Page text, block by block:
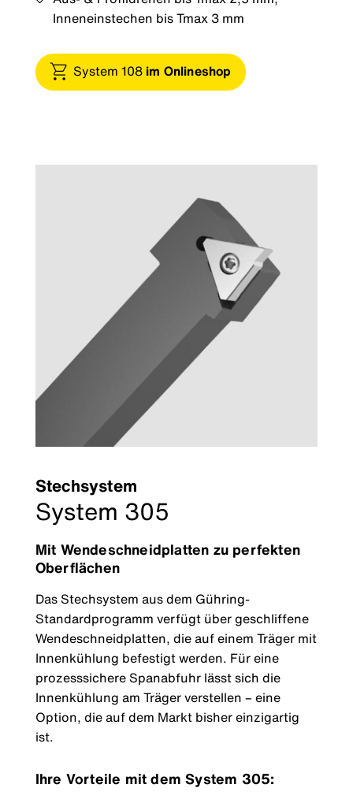
Inneneinstechen bis Tmax 3 mm
System 108 im Onlineshop
Stechsystem
System 305
Mit Wendeschneidplatten zu perfekten
Oberflächen
Das Stechsystem aus dem Gühring-
Standardprogramm verfügt über geschliffene
Wendeschneidplatten, die auf einem Träger mit
Innenkühlung befestigt werden. Für eine
prozesssichere Spanabfuhr lässt sich die
Innenkühlung am Träger verstellen – eine
Option, die auf dem Markt bisher einzigartig
ist.
Ihre Vorteile mit dem System 305: